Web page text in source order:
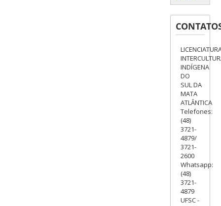
INDÍGENA
DO
SUL DA
MATA
ATLÂNTICA
Telefones:
(48)
3721-
4879/
3721-
2600
Whatsapp:
(48)
3721-
4879
UFSC -